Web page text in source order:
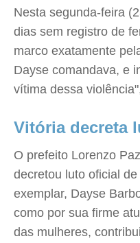
Nesta segunda-feira
dias sem registro de
marco exatamente
Dayse comandava, e
vítima dessa
Vitória decreta
O prefeito Lorenzo
decretou luto oficial
exemplar, Dayse
como por sua firme
das mulheres,